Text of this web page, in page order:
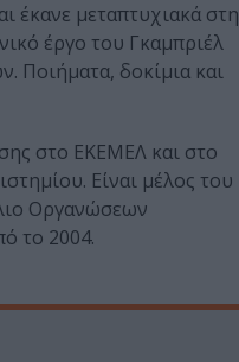
έκανε μεταπτυχιακά στη
έργο του Γκαμπριέλ
Ποιήματα, δοκίμια και
στο ΕΚΕΜΕΛ και στο
Είναι μέλος του
Οργανώσεων
το 2004.